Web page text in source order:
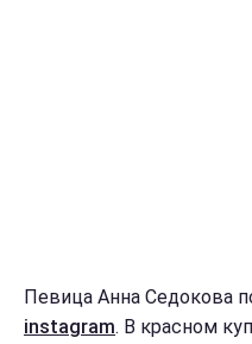
Певица Анна Седокова
instagram. В красном